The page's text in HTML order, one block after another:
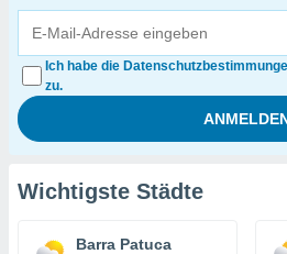
Ich habe die
zu.
Wichtigste Städte
Barra Patuca